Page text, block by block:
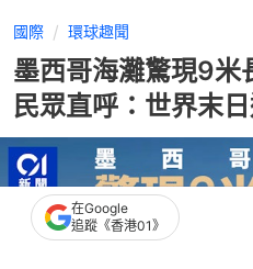
國際 環球趣聞
墨西哥海灘驚現9
民眾直呼：世界末
在Google
追蹤《香港01》